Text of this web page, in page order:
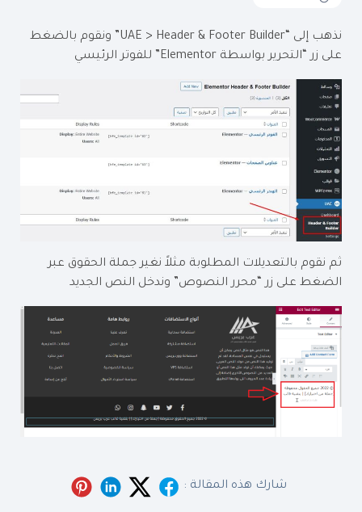
نذهب إلى “UAE > Header & Footer Builder” ونقوم بالضغط
على زر “التحرير بواسطة Elementor” للفوتر الرئيسي
ثم نقوم بالتعديلات المطلوبة مثلاً نغير جملة الحقوق عبر
الضغط على زر “محرر النصوص” وندخل النص الجديد
شارك هذه المقالة :